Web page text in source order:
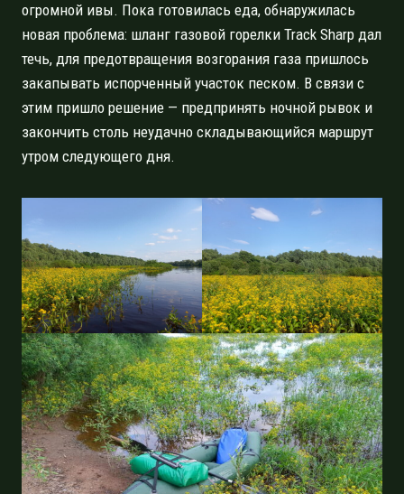
огромной ивы. Пока готовилась еда, обнаружилась
новая проблема: шланг газовой горелки Track Sharp дал
течь, для предотвращения возгорания газа пришлось
закапывать испорченный участок песком. В связи с
этим пришло решение — предпринять ночной рывок и
закончить столь неудачно складывающийся маршрут
утром следующего дня.